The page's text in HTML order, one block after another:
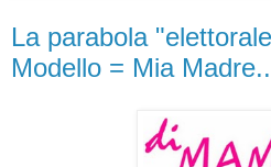
La parabola
Modello = Mia